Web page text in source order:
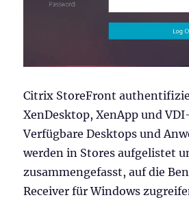
Citrix StoreFront
XenDesktop, XenApp und
Verfügbare Desktops und
werden in Stores aufgelistet
zusammengefasst, auf die
Receiver für Windows